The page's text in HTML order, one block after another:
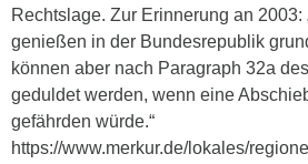
Rechtslage. Zur Erinnerung an 2003:
genießen in der Bundesrepublik
können aber nach Paragraph 32a
geduldet werden, wenn eine
gefährden würde.“
https://www.merkur.de/lokales/